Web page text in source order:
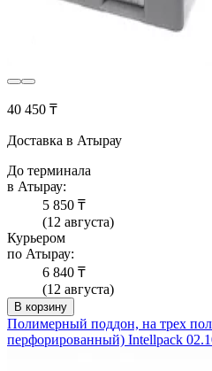
40 450 ₸
Доставка в Атырау
До терминала
в Атырау:
5 850 ₸
(12 августа)
Курьером
по Атырау:
6 840 ₸
(12 августа)
В корзину
Полимерный поддон, на трех
перфорированный) Intellpack